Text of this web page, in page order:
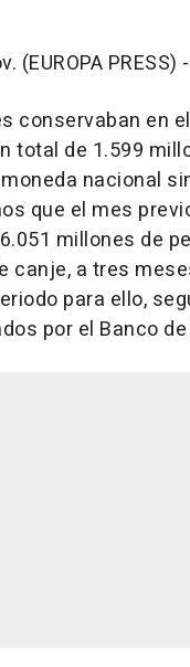
(EUROPA PRESS) -
conservaban en
total de 1.599
nacional
que el mes
millones de
canje, a tres
para ello,
por el Banco